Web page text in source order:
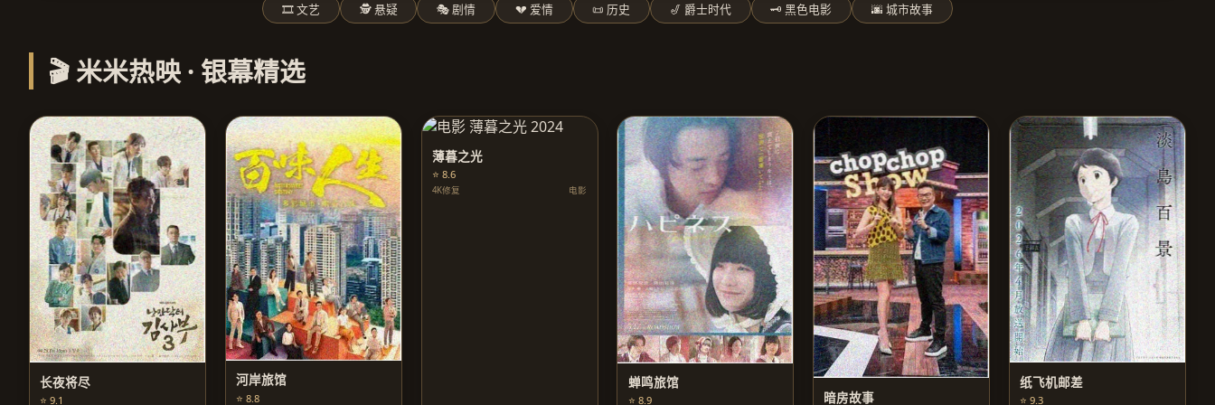
🎞️ 文艺 🕵️ 悬疑 🎭 剧情 💔 爱情 📜 历史 🎷 爵士时代 🗝️ 黑色电影 🌆 城市故事
🎬 米米热映 · 银幕精选
长夜将尽
⭐ 9.1
河岸旅馆
⭐ 8.8
薄暮之光
⭐ 8.6
4K修复 电影
蝉鸣旅馆
⭐ 8.9 暗房故事
纸飞机邮差
⭐ 9.3